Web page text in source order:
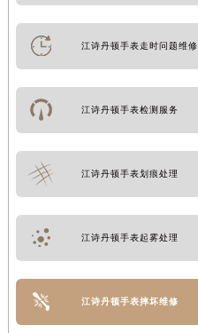
江诗丹顿手表走时问题维修
江诗丹顿手表检测服务
江诗丹顿手表划痕处理
江诗丹顿手表起雾处理
江诗丹顿手表摔坏维修